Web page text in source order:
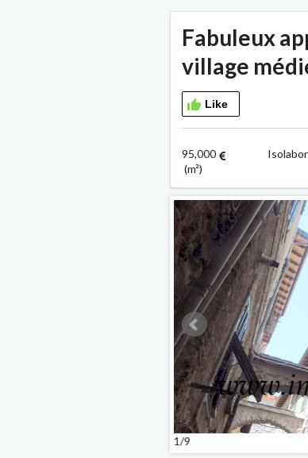
Fabuleux
village
Like
95,000
(m²)
1/9